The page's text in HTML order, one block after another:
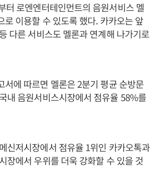
터 로엔엔터테인먼트의 음원서비스 멜
로 이용할 수 있도록 했다. 카카오는 앞
다른 서비스도 멜론과 연계해 나가기로
서에 따르면 멜론은 2분기 평균 순방문
내 음원서비스시장에서 점유율 58%를
신저시장에서 점유율 1위인 카카오톡과
장에서 우위를 더욱 강화할 수 있을 것